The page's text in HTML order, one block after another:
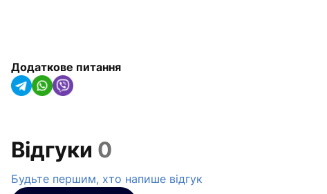
Додаткове питання
Відгуки 0
Будьте першим, хто напише відгук